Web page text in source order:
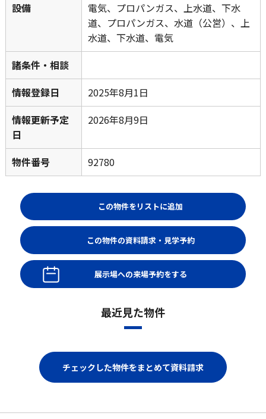
設備
電気、プロパンガス、上水道、下水
道、プロパンガス、水道（公営）、上
水道、下水道、電気
諸条件・相談
情報登録日
2025年8月1日
情報更新予定
日
2026年8月9日
物件番号 92780
展示場への来場予約をする
最近見た物件